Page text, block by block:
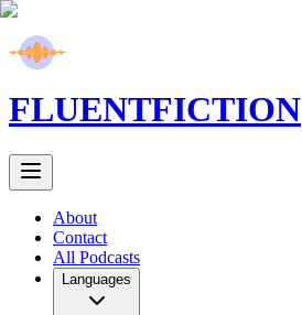
FLUENTFICTION
About
Contact
All Podcasts
Languages